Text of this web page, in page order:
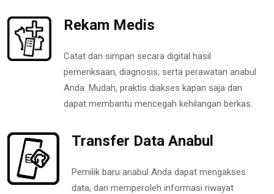
Rekam Medis
Catat dan simpan secara digital hasil
pemeriksaan, diagnosis, serta perawatan anabul
Anda. Mudah, praktis diakses kapan saja dan
dapat membantu mencegah kehilangan berkas.
Transfer Data Anabul
Pemilik baru anabul Anda dapat mengakses
data, dan memperoleh informasi riwayat